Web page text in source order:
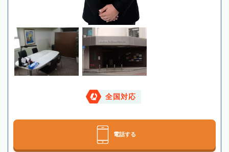
全国対応
電話する